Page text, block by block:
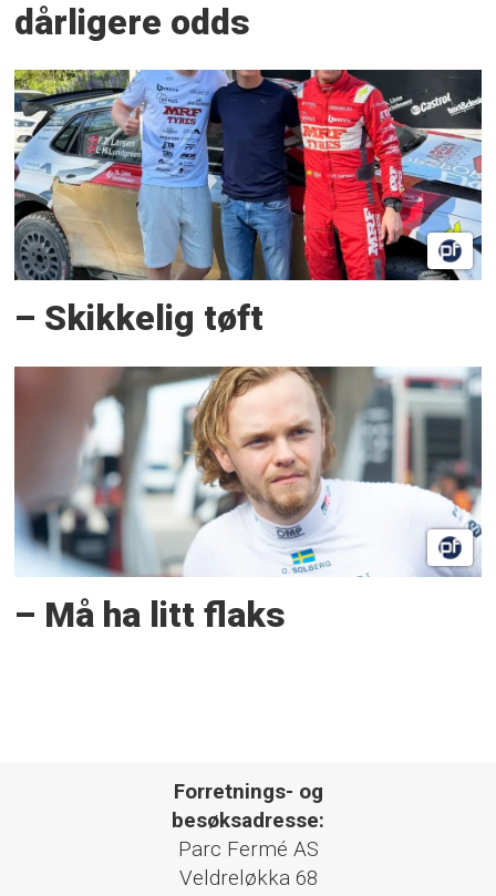
dårligere odds
– Skikkelig tøft
– Må ha litt flaks
Forretnings- og
besøksadresse:
Parc Fermé AS
Veldreløkka 68